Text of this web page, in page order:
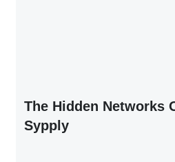
The Hidden Networks
Sypply